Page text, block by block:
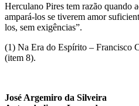
Herculano Pires tem razão quando
ampará-los se tiverem amor
los, sem exigências”.
(1) Na Era do Espírito – Francisco
(item 8).
José Argemiro da Silveira